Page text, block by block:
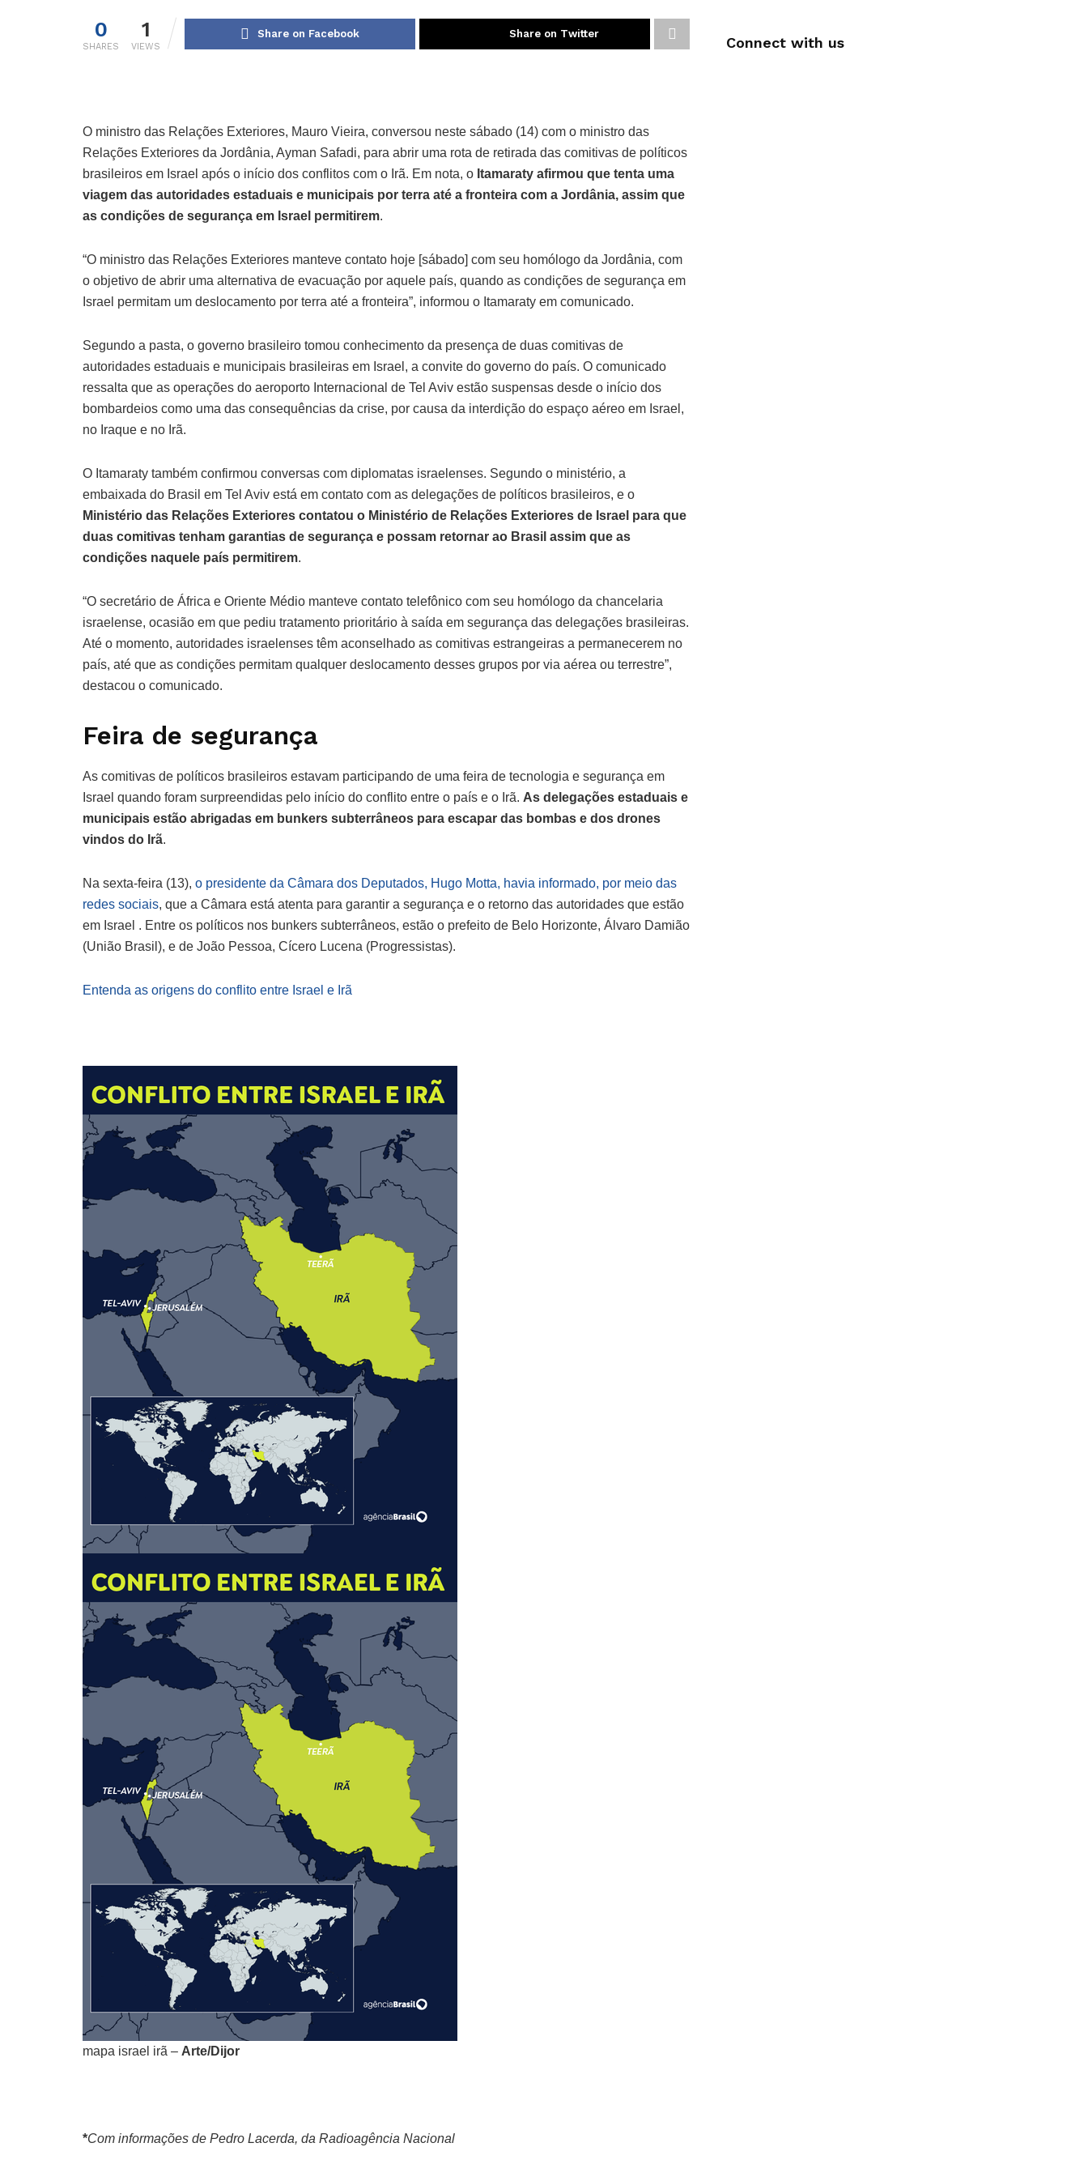
0
SHARES
1
VIEWS
Share on Facebook Share on Twitter
O ministro das Relações Exteriores, Mauro Vieira, conversou neste sábado (14) com o ministro das
Relações Exteriores da Jordânia, Ayman Safadi, para abrir uma rota de retirada das comitivas de políticos
brasileiros em Israel após o início dos conflitos com o Irã. Em nota, o Itamaraty afirmou que tenta uma
viagem das autoridades estaduais e municipais por terra até a fronteira com a Jordânia, assim que
as condições de segurança em Israel permitirem.
“O ministro das Relações Exteriores manteve contato hoje [sábado] com seu homólogo da Jordânia, com
o objetivo de abrir uma alternativa de evacuação por aquele país, quando as condições de segurança em
Israel permitam um deslocamento por terra até a fronteira”, informou o Itamaraty em comunicado.
Segundo a pasta, o governo brasileiro tomou conhecimento da presença de duas comitivas de
autoridades estaduais e municipais brasileiras em Israel, a convite do governo do país. O comunicado
ressalta que as operações do aeroporto Internacional de Tel Aviv estão suspensas desde o início dos
bombardeios como uma das consequências da crise, por causa da interdição do espaço aéreo em Israel,
no Iraque e no Irã.
O Itamaraty também confirmou conversas com diplomatas israelenses. Segundo o ministério, a
embaixada do Brasil em Tel Aviv está em contato com as delegações de políticos brasileiros, e o
Ministério das Relações Exteriores contatou o Ministério de Relações Exteriores de Israel para que
duas comitivas tenham garantias de segurança e possam retornar ao Brasil assim que as
condições naquele país permitirem.
“O secretário de África e Oriente Médio manteve contato telefônico com seu homólogo da chancelaria
israelense, ocasião em que pediu tratamento prioritário à saída em segurança das delegações brasileiras.
Até o momento, autoridades israelenses têm aconselhado as comitivas estrangeiras a permanecerem no
país, até que as condições permitam qualquer deslocamento desses grupos por via aérea ou terrestre”,
destacou o comunicado.
Feira de segurança
As comitivas de políticos brasileiros estavam participando de uma feira de tecnologia e segurança em
Israel quando foram surpreendidas pelo início do conflito entre o país e o Irã. As delegações estaduais e
municipais estão abrigadas em bunkers subterrâneos para escapar das bombas e dos drones
vindos do Irã.
Na sexta-feira (13), o presidente da Câmara dos Deputados, Hugo Motta, havia informado, por meio das
redes sociais, que a Câmara está atenta para garantir a segurança e o retorno das autoridades que estão
em Israel . Entre os políticos nos bunkers subterrâneos, estão o prefeito de Belo Horizonte, Álvaro Damião
(União Brasil), e de João Pessoa, Cícero Lucena (Progressistas).
Entenda as origens do conflito entre Israel e Irã
mapa israel irã – Arte/Dijor
*Com informações de Pedro Lacerda, da Radioagência Nacional
Connect with us